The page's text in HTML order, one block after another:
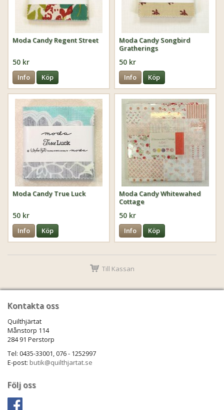
Moda Candy Regent Street
50 kr
Info Köp
Moda Candy Songbird
Gratherings
50 kr
Info Köp
Moda Candy True Luck
50 kr
Info Köp
Moda Candy Whitewahed
Cottage
50 kr
Info Köp
Till Kassan
Kontakta oss
Quilthjärtat
Månstorp 114
284 91 Perstorp
Tel: 0435-33001, 076 - 1252997
E-post: butik@quilthjartat.se
Följ oss